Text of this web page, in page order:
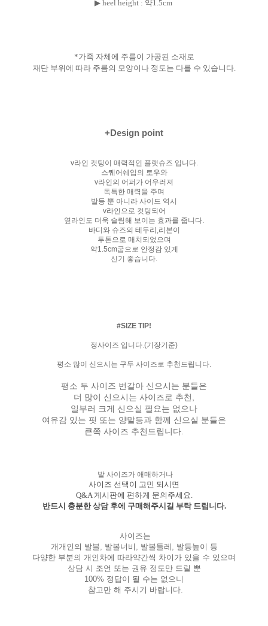
▶ heel height : 약1.5cm
*가죽 자체에 주름이 가공된 소재로
재단 부위에 따라 주름의 모양이나 정도는 다를 수 있습니다.
+Design point
v라인 컷팅이 매력적인 플랫슈즈 입니다.
스퀘어쉐입의 토우와
v라인의 어퍼가 어우러져
독특한 매력을 주며
발등 뿐 아니라 사이드 역시
v라인으로 컷팅되어
옆라인도 더욱 슬림해 보이는 효과를 줍니다.
바디와 슈즈의 테두리,리본이
투톤으로 매치되었으며
약1.5cm굽으로 안정감 있게
신기 좋습니다.
#SIZE TIP!
정사이즈 입니다.(기장기준)
평소 많이 신으시는 구두 사이즈로 추천드립니다.
평소 두 사이즈 번갈아 신으시는 분들은
더 많이 신으시는 사이즈로 추천,
일부러 크게 신으실 필요는 없으나
여유감 있는 핏 또는 양말등과 함께 신으실 분들은
큰쪽 사이즈 추천드립니다.
발 사이즈가 애매하거나
사이즈 선택이 고민 되시면
Q&A 게시판에 편하게 문의주세요.
반드시 충분한 상담 후에 구매해주시길 부탁 드립니다.
사이즈는
개개인의 발볼, 발볼너비, 발볼둘레, 발등높이 등
다양한 부분의 개인차에 따라약간씩 차이가 있을 수 있으며
상담 시 조언 또는 권유 정도만 드릴 뿐
100% 정답이 될 수는 없으니
참고만 해 주시기 바랍니다.